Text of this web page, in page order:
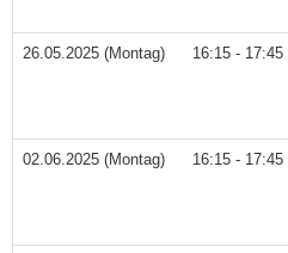
26.05.2025 (Montag) 16:15 - 17:45
02.06.2025 (Montag) 16:15 - 17:45